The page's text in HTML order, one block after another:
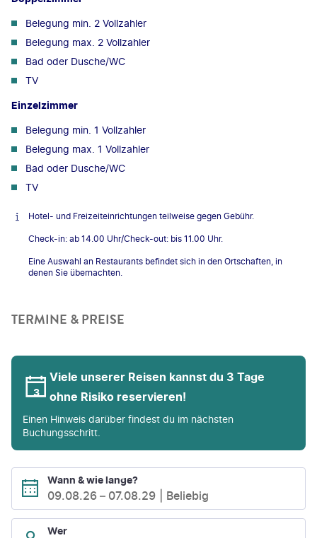
Belegung min. 2 Vollzahler
Belegung max. 2 Vollzahler
Bad oder Dusche/WC
TV
Einzelzimmer
Belegung min. 1 Vollzahler
Belegung max. 1 Vollzahler
Bad oder Dusche/WC
TV
Hotel- und Freizeiteinrichtungen teilweise gegen Gebühr.
Check-in: ab 14.00 Uhr/Check-out: bis 11.00 Uhr.
Eine Auswahl an Restaurants befindet sich in den Ortschaften, in
denen Sie übernachten.
TERMINE & PREISE
Viele unserer Reisen kannst du 3 Tage
ohne Risiko reservieren!
Einen Hinweis darüber findest du im nächsten
Buchungsschritt.
Wann & wie lange?
09.08.26 – 07.08.29 Beliebig
Wer